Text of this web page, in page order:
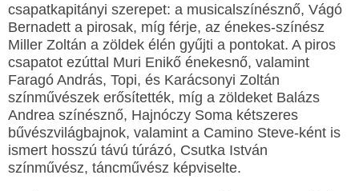
csapatkapitányi szerepet: a musicalszínésznő, Vágó
Bernadett a pirosak, míg férje, az énekes-színész
Miller Zoltán a zöldek élén gyűjti a pontokat. A piros
csapatot ezúttal Muri Enikő énekesnő, valamint
Faragó András, Topi, és Karácsonyi Zoltán
színművészek erősítették, míg a zöldeket Balázs
Andrea színésznő, Hajnóczy Soma kétszeres
bűvészvilágbajnok, valamint a Camino Steve-ként is
ismert hosszú távú túrázó, Csutka István
színművész, táncművész képviselte.